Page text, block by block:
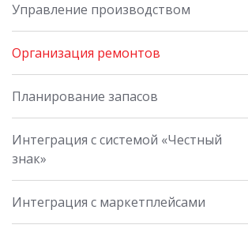
Управление производством
Организация ремонтов
Планирование запасов
Интеграция с системой «Честный
знак»
Интеграция с маркетплейсами